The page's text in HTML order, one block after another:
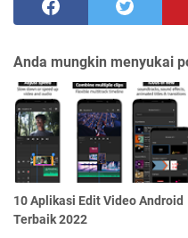
Anda mungkin menyukai
10 Aplikasi Edit Video Android
Terbaik 2022